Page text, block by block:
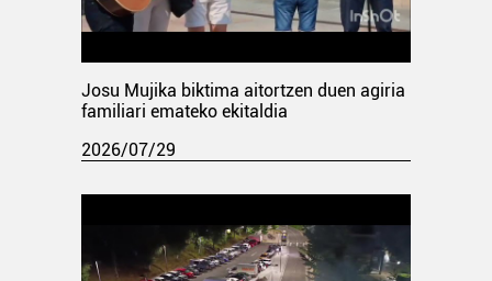
Josu Mujika biktima aitortzen duen agiria
familiari emateko ekitaldia
2026/07/29